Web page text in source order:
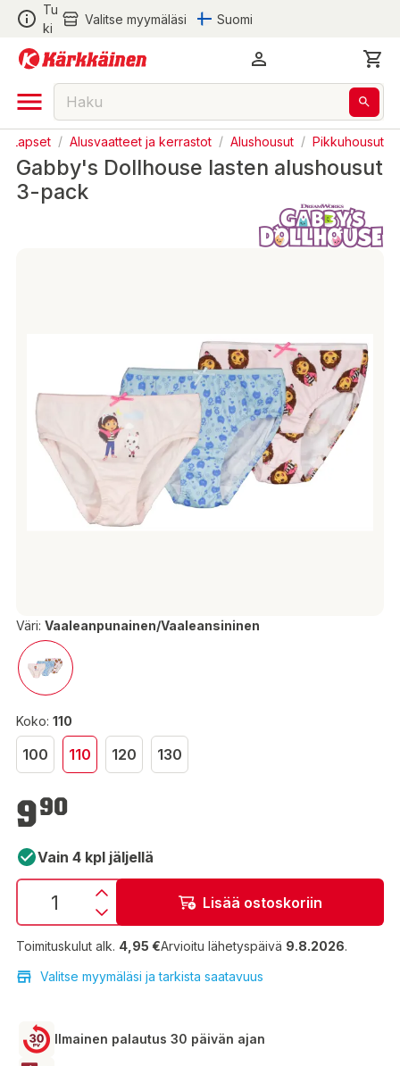
Tu
ki
Valitse myymäläsi Suomi
Lapset / Alusvaatteet ja kerrastot / Alushousut / Pikkuhousut
Gabby's Dollhouse lasten alushousut
3-pack
Väri: Vaaleanpunainen/Vaaleansininen
Koko: 110
100 110 120 130
9,90 €
990
Vain 4 kpl jäljellä
Lisää ostoskoriin
Toimituskulut alk. 4,95 €Arvioitu lähetyspäivä 9.8.2026.
Valitse myymäläsi ja tarkista saatavuus
Ilmainen palautus 30 päivän ajan